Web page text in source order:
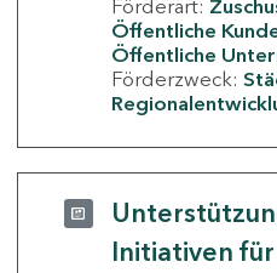
Förderart:
Öffentliche
Öffentliche
Förderzweck:
Initiativen